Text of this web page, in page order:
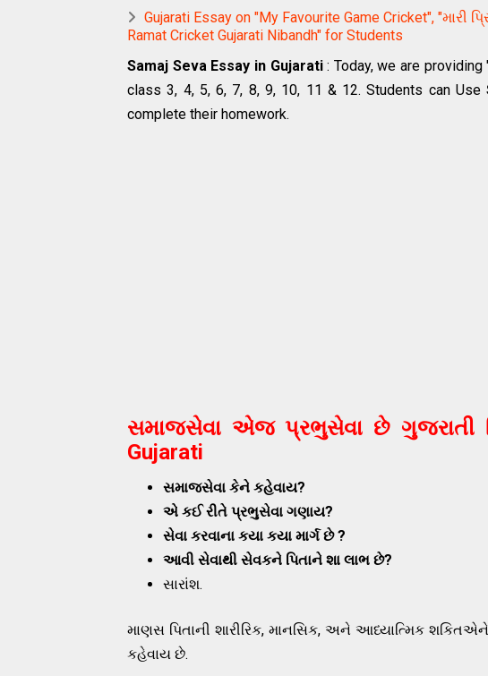
Gujarati Essay on "My Favourite Game Cricket", "મારી
Ramat Cricket Gujarati Nibandh" for Students
Samaj Seva Essay in Gujarati: Today, we are providing
class 3, 4, 5, 6, 7, 8, 9, 10, 11 & 12. Students can Use
complete their homework.
સમાજસેવા એજ પ્રભુસેવા છે ગુજરાતી
Gujarati
સમાજસેવા કેને કહેવાય?
એ કઈ રીતે પ્રભુસેવા ગણાય?
સેવા કરવાના કયા કયા માર્ગ છે ?
આવી સેવાથી સેવકને પિતાને શા લાભ છે?
સારાંશ.
માણસ પિતાની શારીરિક, માનસિક, અને આધ્યાત્મિક
કહેવાય છે.